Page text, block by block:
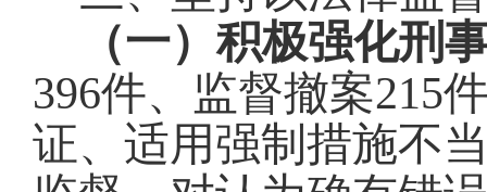
（一）积极强化刑
396件、监督撤案215
证、适用强制措施不